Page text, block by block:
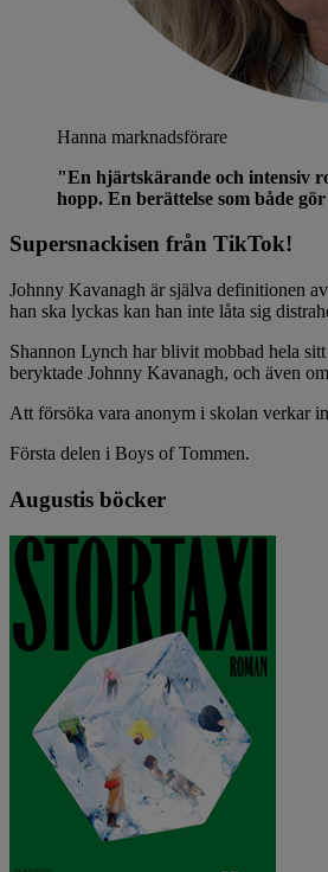
Hanna marknadsförare
"En hjärtskärande och intensiv
hopp. En berättelse som både
Supersnackisen från TikTok!
Johnny Kavanagh är själva definitionen
han ska lyckas kan han inte låta sig
Shannon Lynch har blivit mobbad hela
beryktade Johnny Kavanagh, och även
Att försöka vara anonym i skolan verkar
Första delen i Boys of Tommen.
Augustis böcker